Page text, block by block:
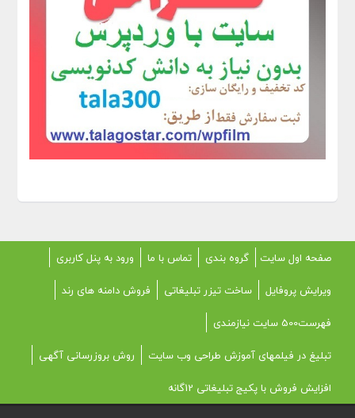
صفحه اول سایت گروه بندی تماس با ما
ورود به پنل کاربری
ویرایش پروفایل
ساخت تیزر تبلیغاتی
فروش دامنه های رند
فهرست500 سایت نیازمندی
تبلیغ در فیلمهای آموزش طراحی وب سایت
روش بروزرسانی آگهی
افزایش فروش با پکیج تبلیغاتی 12گانه